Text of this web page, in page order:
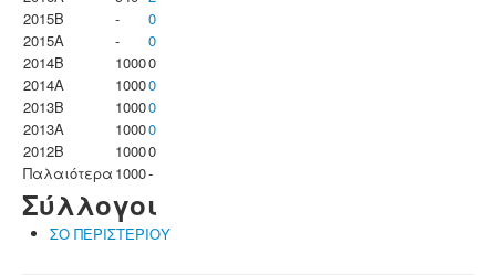
2015B
-
0
2015A
-
0
2014B
10000
2014A
10000
2013B
10000
2013A
10000
2012B
10000
Παλαιότερα 1000-
Σύλλογοι
ΣΟ ΠΕΡΙΣΤΕΡΙΟΥ